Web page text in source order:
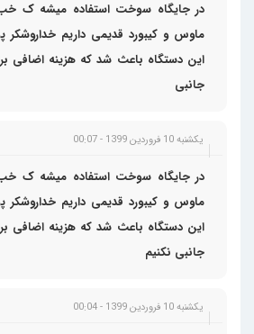
در جایگاه سوخت استفاده میشه ک
این دستگاه باعث شد که هزینه اضافی
جانبی
یکشنبه 10 فروردین 1399 - 00:07
در جایگاه سوخت استفاده میشه ک
این دستگاه باعث شد که هزینه اضافی
جانبی نکنیم
یکشنبه 10 فروردین 1399 - 00:04